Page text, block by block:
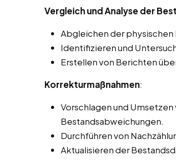
Vergleich und Analyse der
Abgleichen der
Identifizieren und
Erstellen von Berichten
Korrekturmaßnahmen:
Vorschlagen und
Bestandsabweichungen.
Durchführen von
Aktualisieren der